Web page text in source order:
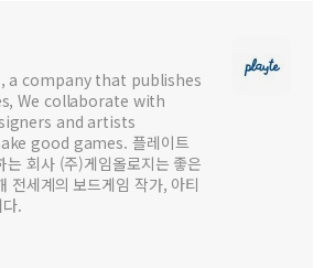
a company that publishes
We collaborate with
and artists
good games. 플레이트
는 회사 (주)게임올로지는 좋은
전세계의 보드게임 작가, 아티
.